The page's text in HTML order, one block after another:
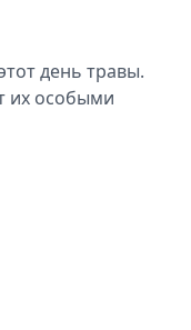
день травы.
их особыми